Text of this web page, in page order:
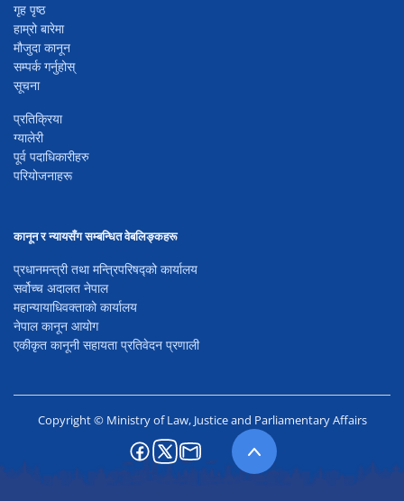
गृह पृष्ठ
हाम्रो बारेमा
मौजुदा कानून
सम्पर्क गर्नुहोस्
सूचना
प्रतिक्रिया
ग्यालेरी
पूर्व पदाधिकारीहरु
परियोजनाहरू
कानून र न्यायसँग सम्बन्धित वेबलिङ्कहरू
प्रधानमन्त्री तथा मन्त्रिपरिषद्को कार्यालय
सर्वोच्च अदालत नेपाल
महान्यायाधिवक्ताको कार्यालय
नेपाल कानून आयोग
एकीकृत कानूनी सहायता प्रतिवेदन प्रणाली
Copyright © Ministry of Law, Justice and Parliamentary Affairs